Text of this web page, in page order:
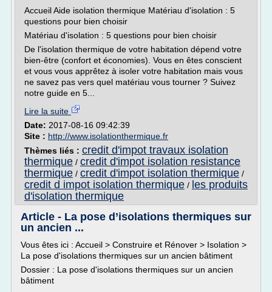
Accueil Aide isolation thermique Matériau d'isolation : 5
questions pour bien choisir
Matériau d'isolation : 5 questions pour bien choisir
De l'isolation thermique de votre habitation dépend votre
bien-être (confort et économies). Vous en êtes conscient
et vous vous apprêtez à isoler votre habitation mais vous
ne savez pas vers quel matériau vous tourner ? Suivez
notre guide en 5...
Lire la suite
Date: 2017-08-16 09:42:39
Site : http://www.isolationthermique.fr
Thèmes liés : credit d'impot travaux isolation
thermique / credit d'impot isolation resistance
thermique / credit d'impot isolation thermique /
credit d impot isolation thermique / les produits
d'isolation thermique
Article - La pose d’isolations thermiques sur
un ancien ...
Vous êtes ici : Accueil > Construire et Rénover > Isolation >
La pose d'isolations thermiques sur un ancien bâtiment
Dossier : La pose d'isolations thermiques sur un ancien
bâtiment